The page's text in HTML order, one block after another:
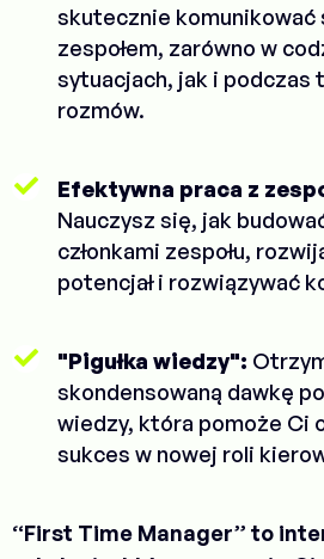
skutecznie komunikować
zespołem, zarówno w
sytuacjach, jak i podczas
rozmów.
Efektywna praca z
Nauczysz się, jak
członkami zespołu,
potencjał i rozwiązywać
"Pigułka wiedzy":
skondensowaną dawkę
wiedzy, która pomoże Ci
sukces w nowej roli
“First Time Manager” to